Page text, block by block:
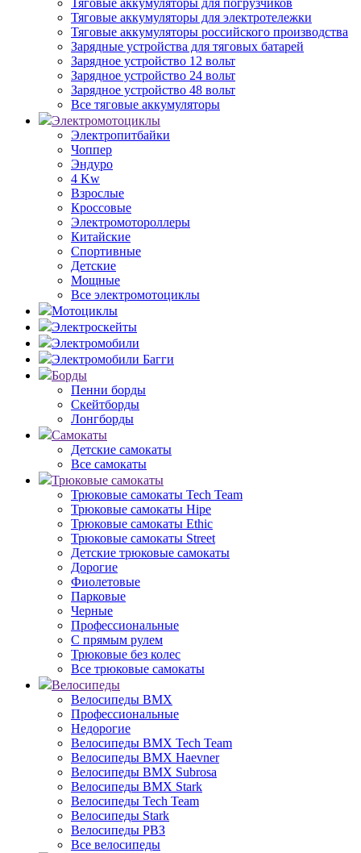
Тяговые аккумуляторы для погрузчиков
Тяговые аккумуляторы для электротележки
Тяговые аккумуляторы российского производства
Зарядные устройства для тяговых батарей
Зарядное устройство 12 вольт
Зарядное устройство 24 вольт
Зарядное устройство 48 вольт
Все тяговые аккумуляторы
Электромотоциклы
Электропитбайки
Чоппер
Эндуро
4 Kw
Взрослые
Кроссовые
Электромотороллеры
Китайские
Спортивные
Детские
Мощные
Все электромотоциклы
Мотоциклы
Электроскейты
Электромобили
Электромобили Багги
Борды
Пенни борды
Скейтборды
Лонгборды
Самокаты
Детские самокаты
Все самокаты
Трюковые самокаты
Трюковые самокаты Tech Team
Трюковые самокаты Hipe
Трюковые самокаты Ethic
Трюковые самокаты Street
Детские трюковые самокаты
Дорогие
Фиолетовые
Парковые
Черные
Профессиональные
С прямым рулем
Трюковые без колес
Все трюковые самокаты
Велосипеды
Велосипеды BMX
Профессиональные
Недорогие
Велосипеды BMX Tech Team
Велосипеды BMX Haevner
Велосипеды BMX Subrosa
Велосипеды BMX Stark
Велосипеды Tech Team
Велосипеды Stark
Велосипеды РВЗ
Все велосипеды